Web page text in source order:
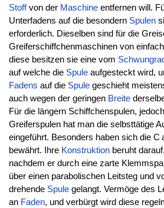
Stoffvon der Maschineentfernen will.
Unterfadens auf die besondern Spulen
erforderlich. Dieselben sind für die
Greiferschiffchenmaschinen von
diese besitzen sie eine vom
auf welche die Spuleaufgesteckt wird,
Fadens auf die Spulegeschieht
auch wegen der geringen Breite
Für die längern Schiffchenspulen,
Greiferspulen hat man die selbsttätige
eingeführt. Besonders haben sich die
bewährt. Ihre Konstruktionberuht
nachdem er durch eine zarte
über einen parabolischen Leitsteg und
drehende Spulegelangt. Vermöge des
an Faden, und verbürgt wird diese